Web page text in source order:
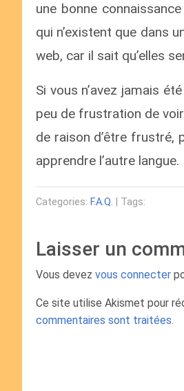
une bonne
qui n’existent que dans
web, car il sait qu’elles
Si vous n’avez jamais
peu de frustration de
de raison d’être frustré,
apprendre l’autre
Categories: F.A.Q. | Tags:
Laisser un
Vous devez vous connecter
Ce site utilise Akismet pour
commentaires sont traitées.